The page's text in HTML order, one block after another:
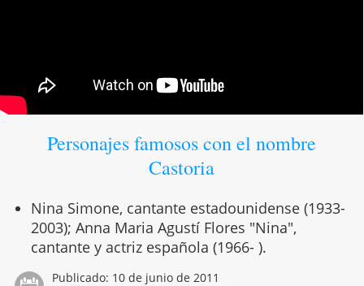
Personajes famosos con el nombre
Castoria
Nina Simone, cantante estadounidense (1933-
2003); Anna Maria Agustí Flores "Nina",
cantante y actriz española (1966- ).
Publicado: 10 de junio de 2011